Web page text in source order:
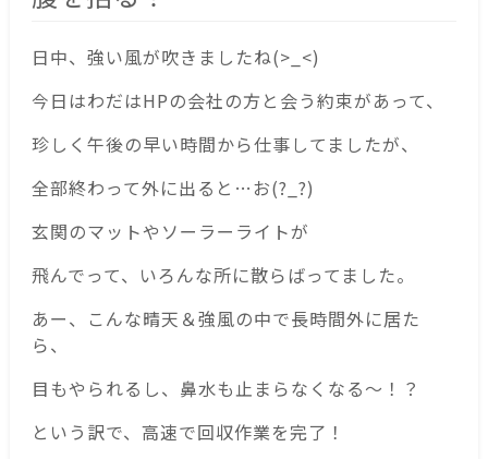
日中、強い風が吹きましたね(>_<)
今日はわだはHPの会社の方と会う約束があって、
珍しく午後の早い時間から仕事してましたが、
全部終わって外に出ると…お(?_?)
玄関のマットやソーラーライトが
飛んでって、いろんな所に散らばってました。
あー、こんな晴天＆強風の中で長時間外に居た
ら、
目もやられるし、鼻水も止まらなくなる〜！？
という訳で、高速で回収作業を完了！